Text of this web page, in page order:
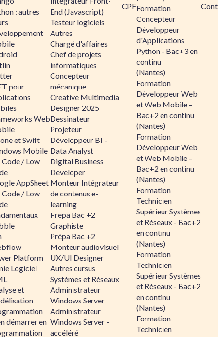
: autres
pour
Web
et Swift
Mobile
/ Low
AppSheet
/ Low
Platform
Logiciel
et
démarrer en
End (Javascript)
Testeur logiciels
Autres
Chargé d'affaires
Chef de projets
informatiques
Concepteur
mécanique
Creative Multimedia
Designer 2025
Dessinateur
Projeteur
Développeur BI -
Data Analyst
Digital Business
Developer
Monteur Intégrateur
de contenus e-
learning
Prépa Bac +2
Graphiste
Prépa Bac +2
Monteur audiovisuel
UX/UI Designer
Autres cursus
Systèmes et Réseaux
Administrateur
Windows Server
Administrateur
Windows Server -
accéléré
CPFFormation
Concepteur
Développeur
d'Applications
Python - Bac+3 en
continu
(Nantes)
Formation
Développeur Web
et Web Mobile –
Bac+2 en continu
(Nantes)
Formation
Développeur Web
et Web Mobile –
Bac+2 en continu
(Nantes)
Formation
Technicien
Supérieur Systèmes
et Réseaux - Bac+2
en continu
(Nantes)
Formation
Technicien
Supérieur Systèmes
et Réseaux - Bac+2
en continu
(Nantes)
Formation
Technicien